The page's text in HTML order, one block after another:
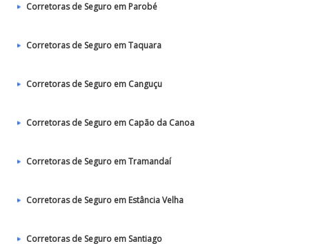
Corretoras de Seguro em Parobé
Corretoras de Seguro em Taquara
Corretoras de Seguro em Canguçu
Corretoras de Seguro em Capão da Canoa
Corretoras de Seguro em Tramandaí
Corretoras de Seguro em Estância Velha
Corretoras de Seguro em Santiago